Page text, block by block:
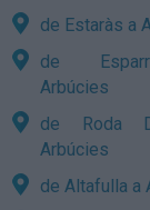
de Estaràs a
de
Arbúcies
de Roda
Arbúcies
de Altafulla a